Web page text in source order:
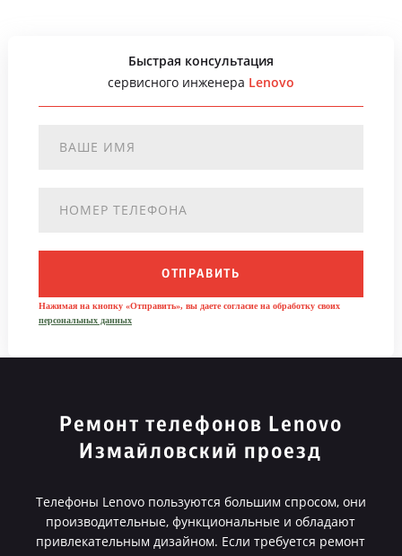
Быстрая консультация
сервисного инженера Lenovo
ОТПРАВИТЬ
Нажимая на кнопку «Отправить», вы даете согласие на обработку своих
персональных данных
Ремонт телефонов Lenovo
Измайловский проезд
Телефоны Lenovo пользуются большим спросом, они
производительные, функциональные и обладают
привлекательным дизайном. Если требуется ремонт